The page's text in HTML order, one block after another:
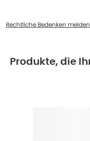
Rechtliche Bedenken melden
Produkte, die